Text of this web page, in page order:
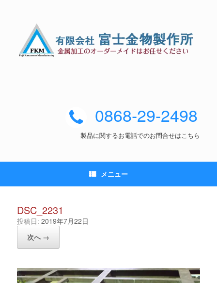
0868-29-2498
製品に関するお電話でのお問合せはこちら
メニュー
DSC_2231
投稿日: 2019年7月22日
次へ →